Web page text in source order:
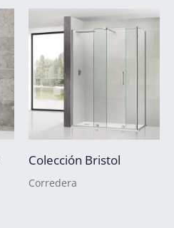
Colección Bristol
Corredera